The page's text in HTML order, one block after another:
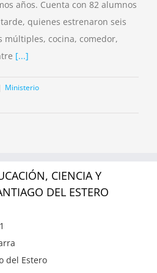
años. Cuenta con 82 alumnos
quienes estrenaron seis
múltiples, cocina, comedor,
[...]
Ministerio
CIENCIA Y
DEL ESTERO
del Estero